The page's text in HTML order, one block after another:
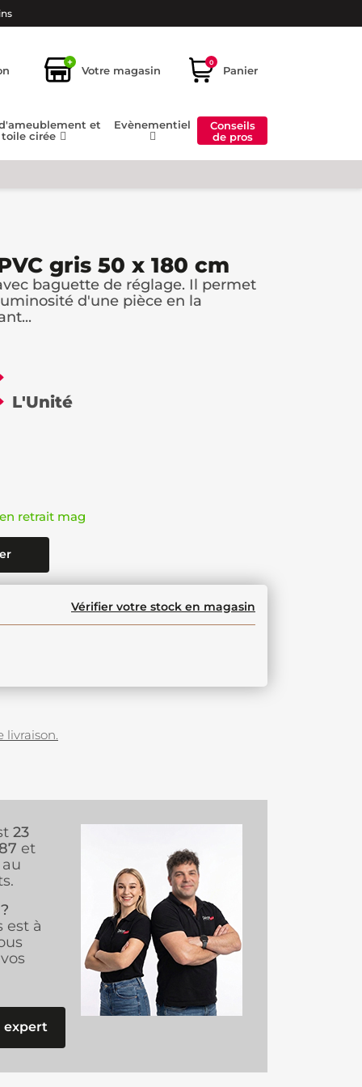
+
Votre magasin
0
Panier
et
toile cirée
Evènementiel
Conseils
de pros
gris 50 x 180 cm
baguette de réglage. Il permet
d'une pièce en la
L'Unité
retrait mag
Vérifier votre stock en magasin
livraison.
23
et
est à
expert